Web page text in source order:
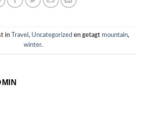
in Travel , Uncategorized en getagt mountain,
winter.